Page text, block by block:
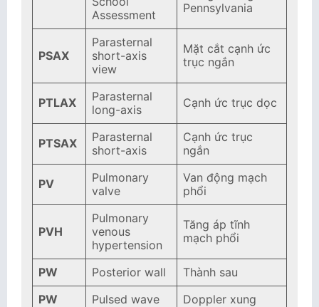
Assessment
Pennsylvania
PSAX
Parasternal
short-axis
view
Mặt cắt cạnh ức
trục ngắn
PTLAX
Parasternal
long-axis
Cạnh ức trục dọc
PTSAX
Parasternal
short-axis
Cạnh ức trục
ngắn
PV
Pulmonary
valve
Van động mạch
phổi
PVH
Pulmonary
venous
hypertension
Tăng áp tĩnh
mạch phổi
PW Posterior wall
Thành sau
PW
Pulsed wave Doppler xung